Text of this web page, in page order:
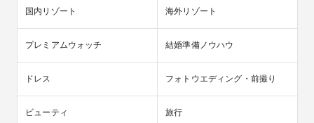
国内リゾート 海外リゾート
プレミアムウォッチ 結婚準備ノウハウ
ドレス フォトウエディング・前撮り
ビューティ 旅行